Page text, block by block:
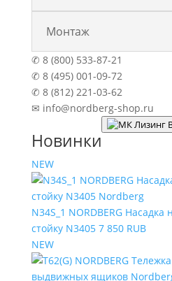
Монтаж
✆ 8 (800) 533-87-21
✆ 8 (495) 001-09-72
✆ 8 (812) 221-03-62
✉ info@nordberg-shop.ru
Новинки
NEW
N34S_1 NORDBERG
стойку N3405 7 850 RUB
NEW